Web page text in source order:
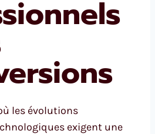
les évolutions
exigent une